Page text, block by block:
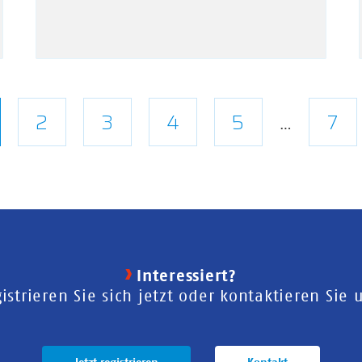
Seite
2 Seite
3 Seite
4 Seite
5 … 7
Interessiert?
Sie sich jetzt oder kontaktieren Sie